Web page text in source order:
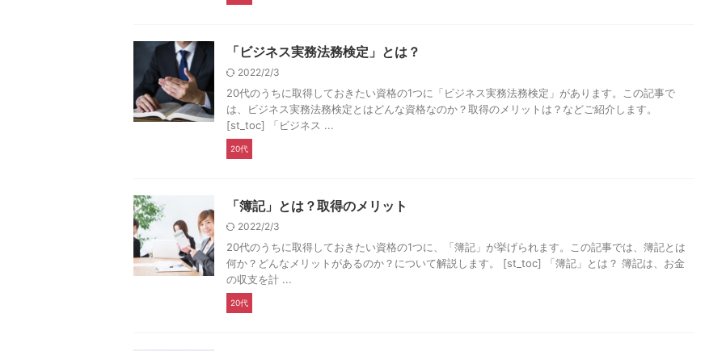
「ビジネス実務法務検定」とは？
2022/2/3
20代のうちに取得しておきたい資格の1つに「ビジネス実務法務検定」があります。この記事で
は、ビジネス実務法務検定とはどんな資格なのか？取得のメリットは？などご紹介します。
[st_toc] 「ビジネス ...
20代
「簿記」とは？取得のメリット
2022/2/3
20代のうちに取得しておきたい資格の1つに、「簿記」が挙げられます。この記事では、簿記とは
何か？どんなメリットがあるのか？について解説します。 [st_toc] 「簿記」とは？ 簿記は、お金
の収支を計 ...
20代